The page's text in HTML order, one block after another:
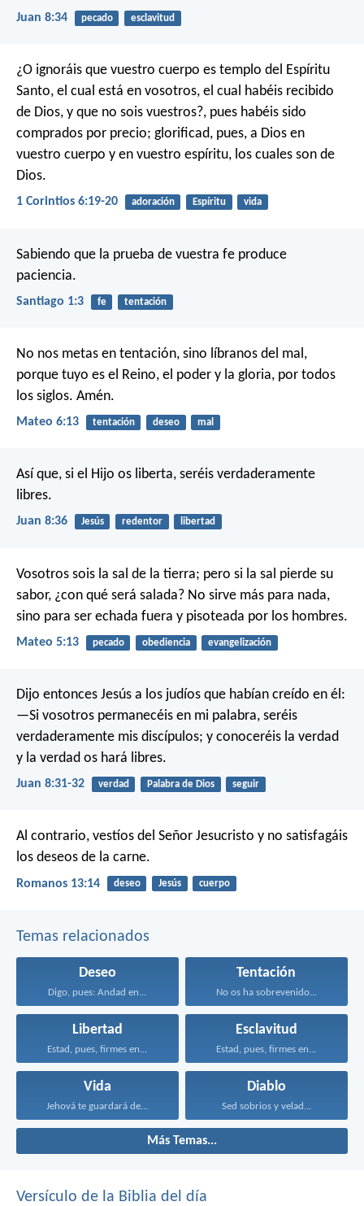
Juan 8:34 pecado esclavitud
¿O ignoráis que vuestro cuerpo es templo del Espíritu
Santo, el cual está en vosotros, el cual habéis recibido
de Dios, y que no sois vuestros?, pues habéis sido
comprados por precio; glorificad, pues, a Dios en
vuestro cuerpo y en vuestro espíritu, los cuales son de
Dios.
1 Corintios 6:19-20 adoración Espíritu vida
Sabiendo que la prueba de vuestra fe produce
paciencia.
Santiago 1:3 fe tentación
No nos metas en tentación, sino líbranos del mal,
porque tuyo es el Reino, el poder y la gloria, por todos
los siglos. Amén.
Mateo 6:13 tentación deseo mal
Así que, si el Hijo os liberta, seréis verdaderamente
libres.
Juan 8:36 Jesús redentor libertad
Vosotros sois la sal de la tierra; pero si la sal pierde su
sabor, ¿con qué será salada? No sirve más para nada,
sino para ser echada fuera y pisoteada por los hombres.
Mateo 5:13 pecado obediencia evangelización
Dijo entonces Jesús a los judíos que habían creído en él:
—Si vosotros permanecéis en mi palabra, seréis
verdaderamente mis discípulos; y conoceréis la verdad
y la verdad os hará libres.
Juan 8:31-32 verdad Palabra de Dios seguir
Al contrario, vestíos del Señor Jesucristo y no satisfagáis
los deseos de la carne.
Romanos 13:14 deseo Jesús cuerpo
Temas relacionados
Deseo
Digo, pues: Andad en...
Tentación
No os ha sobrevenido...
Libertad
Estad, pues, firmes en...
Esclavitud
Estad, pues, firmes en...
Vida
Jehová te guardará de...
Diablo
Sed sobrios y velad...
Más Temas...
Versículo de la Biblia del día